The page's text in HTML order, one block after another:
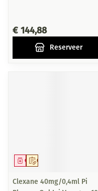
€ 144,88
Reserveer
Op voorschrift
Geneesmiddel
Clexane 40mg/0,4ml Pi